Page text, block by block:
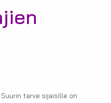
tarve sijaisille on